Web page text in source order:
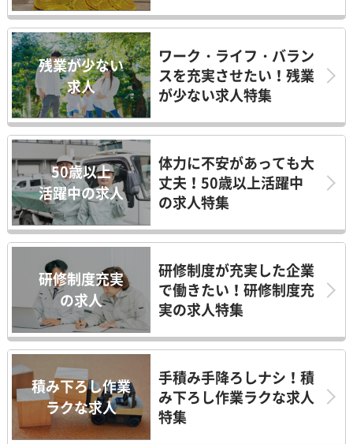
残業が少ない
求人
ワーク・ライフ・バラン
スを充実させたい！残業
が少ない求人特集
50歳以上
活躍中の求人
体力に不安があっても大
丈夫！50歳以上活躍中
の求人特集
研修制度充実
の求人
研修制度が充実した企業
で働きたい！研修制度充
実の求人特集
積み下ろし作業
ラクな求人
手積み手降ろしナシ！積
み下ろし作業ラクな求人
特集